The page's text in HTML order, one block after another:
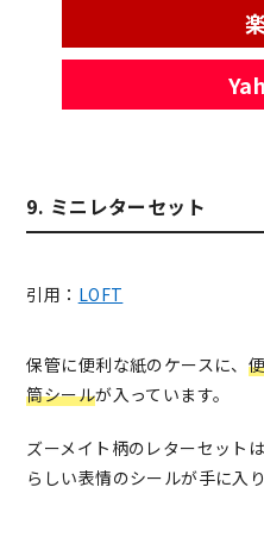
9. ミニレターセット
引用： LOFT
保管に便利な紙のケースに、
筒シールが入っています。
ズーメイト柄のレターセット
らしい表情のシールが手に入